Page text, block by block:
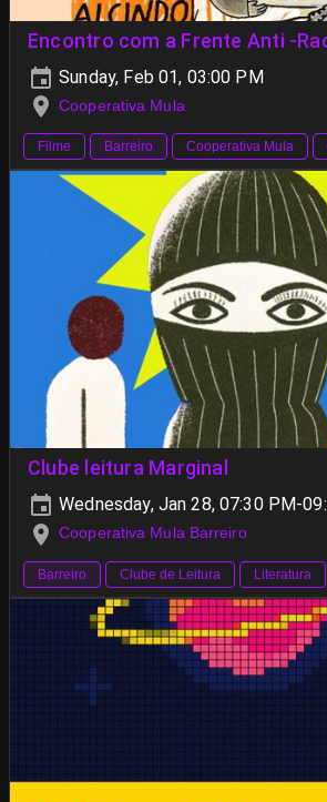
Encontro com a Frente Anti -
Sunday, Feb 01, 03:00 PM
Cooperativa Mula
Filme Barreiro Cooperativa Mula
Clube leitura Marginal
Wednesday, Jan 28, 07:30 PM-
Cooperativa Mula Barreiro
Barreiro Clube de Leitura Literatura